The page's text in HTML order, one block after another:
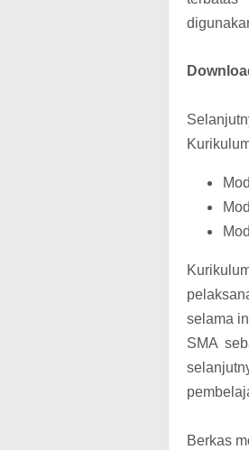
selama
SMA
Berkas